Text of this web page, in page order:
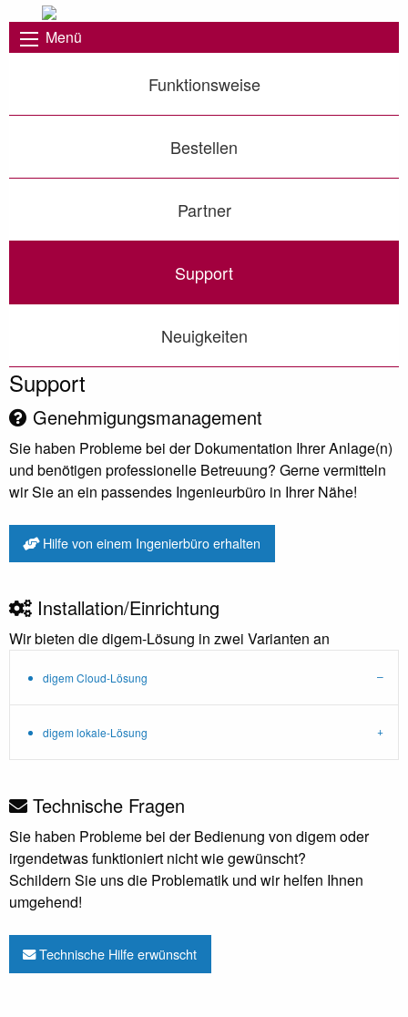
Menü
Funktionsweise
Bestellen
Partner
Support
Neuigkeiten
Support
Genehmigungsmanagement
Sie haben Probleme bei der Dokumentation Ihrer Anlage(n)
und benötigen professionelle Betreuung? Gerne vermitteln
wir Sie an ein passendes Ingenieurbüro in Ihrer Nähe!
Hilfe von einem Ingenierbüro erhalten
Installation/Einrichtung
Wir bieten die digem-Lösung in zwei Varianten an
digem Cloud-Lösung
digem lokale-Lösung
Technische Fragen
Sie haben Probleme bei der Bedienung von digem oder
irgendetwas funktioniert nicht wie gewünscht?
Schildern Sie uns die Problematik und wir helfen Ihnen
umgehend!
Technische Hilfe erwünscht